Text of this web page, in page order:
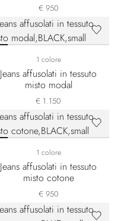
€ 950
1 colore
Jeans affusolati in tessuto
misto modal
€ 1.150
1 colore
Jeans affusolati in tessuto
misto cotone
€ 950